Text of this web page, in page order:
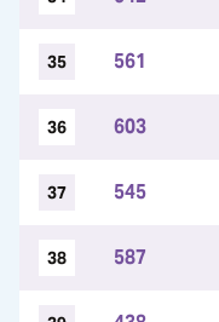
35 561
36 603
37 545
38 587